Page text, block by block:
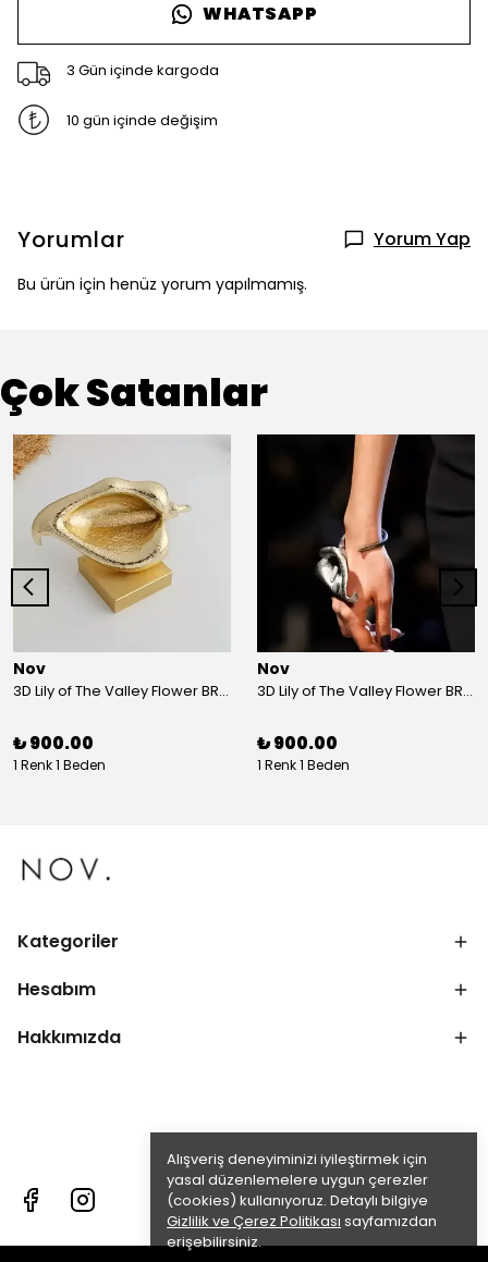
Alışveriş deneyiminizi iyileştirmek için
yasal düzenlemelere uygun çerezler
(cookies) kullanıyoruz. Detaylı bilgiye
Gizlilik ve Çerez Politikası sayfamızdan
erişebilirsiniz.
WHATSAPP
3 Gün içinde kargoda
10 gün içinde değişim
Yorumlar Yorum Yap
Bu ürün için henüz yorum yapılmamış.
Çok Satanlar
Nov
3D Lily of The Valley Flower BRACELET G
₺ 900.00
1 Renk 1 Beden
Nov
3D Lily of The Valley Flower BRACELET S
₺ 900.00
1 Renk 1 Beden
Kategoriler
Hesabım
Hakkımızda